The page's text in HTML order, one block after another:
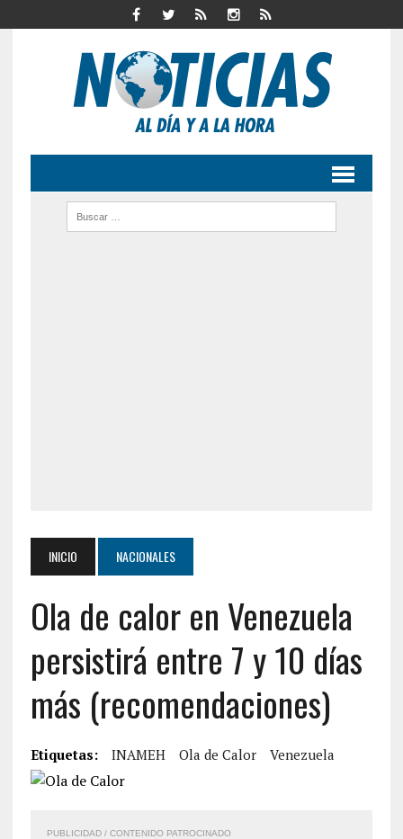
INICIO NACIONALES
Ola de calor en Venezuela
persistirá entre 7 y 10 días
más (recomendaciones)
Etiquetas: INAMEH Ola de Calor Venezuela
PUBLICIDAD / CONTENIDO PATROCINADO